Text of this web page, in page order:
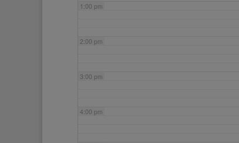
1:00 pm
2:00 pm
3:00 pm
4:00 pm